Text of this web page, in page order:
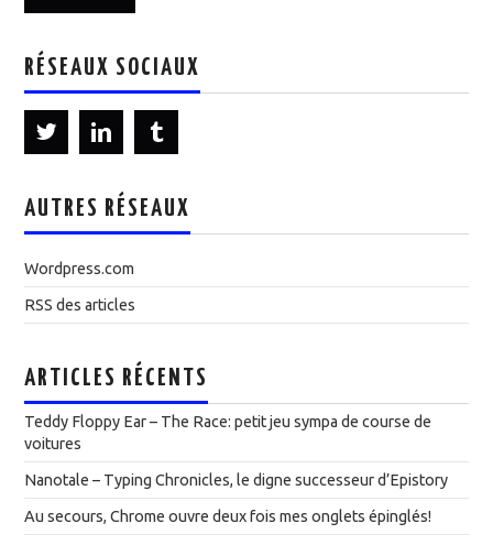
RÉSEAUX SOCIAUX
AUTRES RÉSEAUX
Wordpress.com
RSS des articles
ARTICLES RÉCENTS
Teddy Floppy Ear – The Race: petit jeu sympa de course de
voitures
Nanotale – Typing Chronicles, le digne successeur d’Epistory
Au secours, Chrome ouvre deux fois mes onglets épinglés!